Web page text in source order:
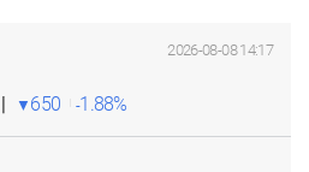
2026-08-08 14:17
650 1.88%